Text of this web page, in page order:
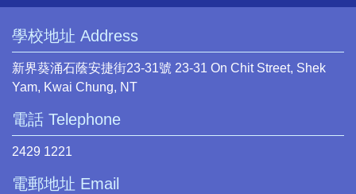
學校地址 Address
新界葵涌石蔭安捷街23-31號 23-31 On Chit Street, Shek
Yam, Kwai Chung, NT
電話 Telephone
2429 1221
電郵地址 Email